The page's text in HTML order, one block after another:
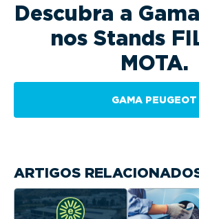
Descubra a
nos Stands
MOTA.
GAMA PEUGEOT
ARTIGOS